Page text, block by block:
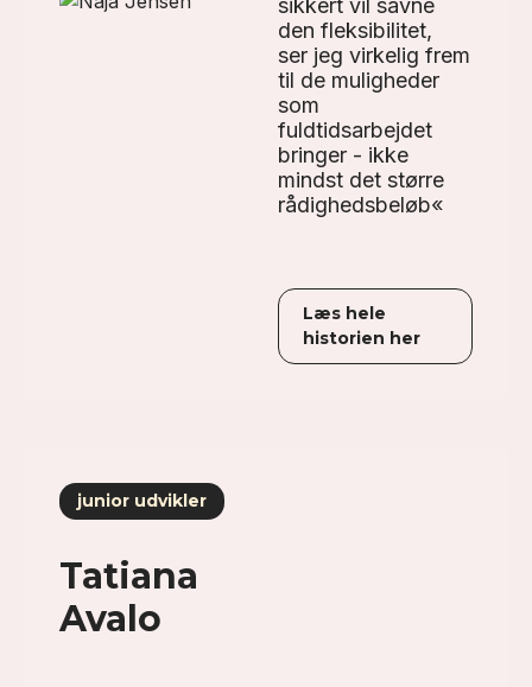
sikkert vil savne
den fleksibilitet,
ser jeg virkelig frem
til de muligheder
som
fuldtidsarbejdet
bringer - ikke
mindst det større
rådighedsbeløb«
Læs hele
historien her
junior udvikler
Tatiana
Avalo